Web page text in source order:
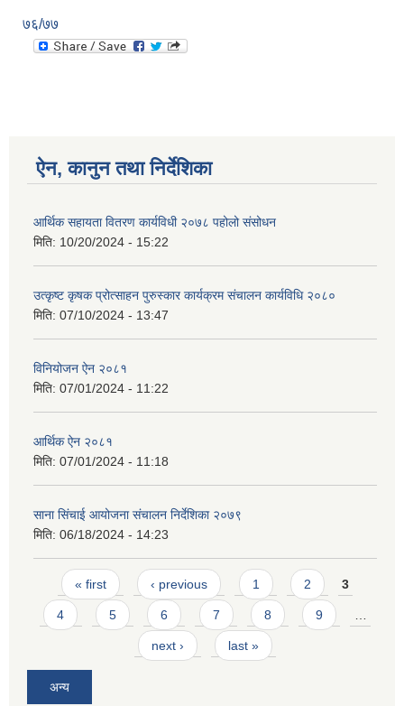
७६/७७
ऐन, कानुन तथा निर्देशिका
आर्थिक सहायता वितरण कार्यविधी २०७८ पहोलो संसोधन
मिति: 10/20/2024 - 15:22
उत्कृष्ट कृषक प्रोत्साहन पुरुस्कार कार्यक्रम संचालन कार्यविधि २०८०
मिति: 07/10/2024 - 13:47
विनियोजन ऐन २०८१
मिति: 07/01/2024 - 11:22
आर्थिक ऐन २०८१
मिति: 07/01/2024 - 11:18
साना सिंचाई आयोजना संचालन निर्देशिका २०७९
मिति: 06/18/2024 - 14:23
Pages
« first ‹ previous 1 2 3
4 5 6 7 8 9
next › last »
अन्य